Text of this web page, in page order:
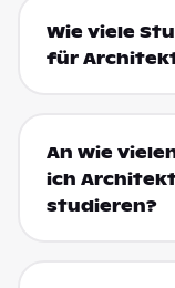
Wie viele
für
An wie
ich
studieren?